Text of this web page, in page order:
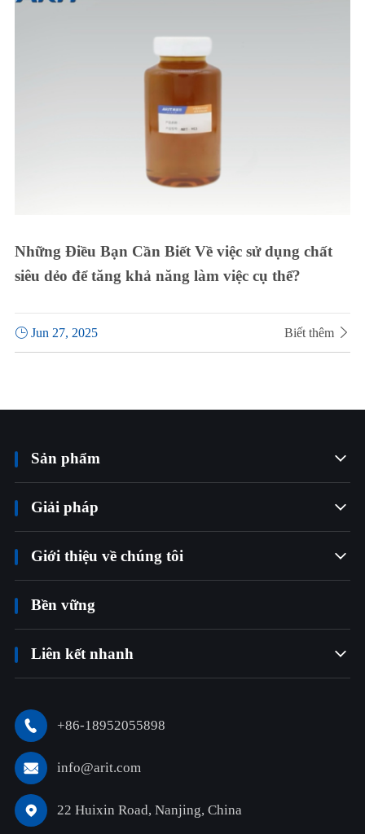
Những Điều Bạn Cần Biết Về việc sử dụng chất
siêu dẻo để tăng khả năng làm việc cụ thể?
Jun 27, 2025 Biết thêm 
Sản phẩm 
Giải pháp 
Giới thiệu về chúng tôi 
Bền vững
Liên kết nhanh 
 +86-18952055898
 info@arit.com
 22 Huixin Road, Nanjing, China